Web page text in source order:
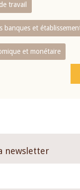
travail
banques et
et monétaire
newsletter